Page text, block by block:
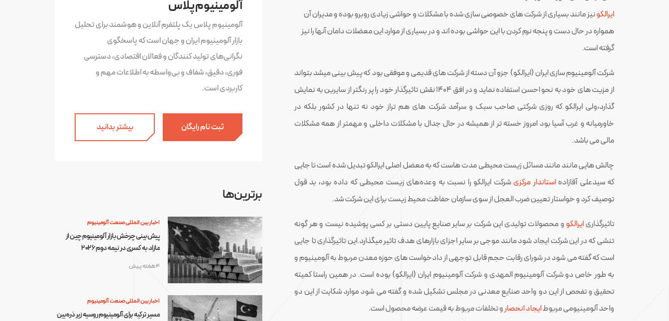
ایرالکونیز مانند بسیاری از شرکت های خصوصی سازی شده با مشکلات و حواشی زیادی روبرو بوده و مدیران آن
همواره در حال دست و پنجه نرم کردن با این حواشی بوده اند و در بسیاری از موارد این معضلات دامان آنها را نیز
گرفته است.
شرکت آلومینیوم سازی ایران (ایرالکو) جزو آن دسته از شرکت های قدیمی و موفقی بود که پیش بینی میشد بتواند
از مزیت های خود به نحو احسن استفاده نماید و در افق ۱۴۰۴ نقش تاثیرگذار خود را پر رنگتر از سایرین به نمایش
گذارد،ولی ایرالکو که روزی شرکتی صاحب سبک و سرآمد شرکت های هم تراز خود نه تنها در کشور بلکه در
خاورمیانه و غرب آسیا بود امروز خسته تر از همیشه در حال جدال با مشکلات داخلی و مهمتر از همه مشکلات
مالی می باشد.
چالش هایی مانند مانند مسائل زیست محیطی مدت هاست که به معضل اصلی ایرالکو تبدیل شده است تا جایی
که سیدعلی آقازادهاستاندار مرکزی شرکت ایرالکو را نسبت به وعده‌های زیست محیطی که داده بود، بد قول
توصیف کرد و خواستار تعیین ضرب العجل از سوی سازمان حفاظت محیط زیست برای این شرکت شد.
تاثیرگذاریایرالکو و محصولات تولیدی این شرکت بر سایر صنایع پایین دستی بر کسی پوشیده نیست و هر گونه
تنشی که در این شرکت ایجاد شود مانند موجی بر سایر اجزای بازارهای هدف تاثیر میگذارد.این تاثیرگذاری تا جایی
است که گفته می شود در شورای رقابت حجم قابل توجهی از دادخواست های حوزه معدن مربوط به آلومینیوم و
به طور خاص دو شرکت آلومینیوم المهدی و شرکت آلومینیوم ایران (ایرالکو) بوده است. در همین راستا کمیته
تحقیق و تفحص از این دو واحد صنایع معدنی در مجلس تشکیل شده و گفته می شود موارد شکایت از این دو
واحد آلومینیومی مربوطایجاد انحصارو تخلفات مربوط به قیمت عرضه محصول است.
آلومینیوم پلاس
آلومینیوم پلاس یک پلتفرم آنلاین و هوشمند برای تحلیل
بازار آلومینیوم ایران و جهان است که پاسخگوی
نگرانی‌های تولید کنندگان و فعالان اقتصادی، دسترسی
فوری، دقیق، شفاف و بی‌واسطه به اطلاعات مهم و
کاربردی است.
ثبت نام رایگان بیشتر بدانید
برترین‌ها
اخبار بین المللی صنعت آلومینیوم
پیش‌بینی چرخش بازار آلومینیوم چین از
مازاد به کسری در نیمه دوم ۲۰۲۶
4 هفته پیش
اخبار بین المللی صنعت آلومینیوم
مسیر ترکیه برای آلومینیوم روسیه زیر ذره‌بین